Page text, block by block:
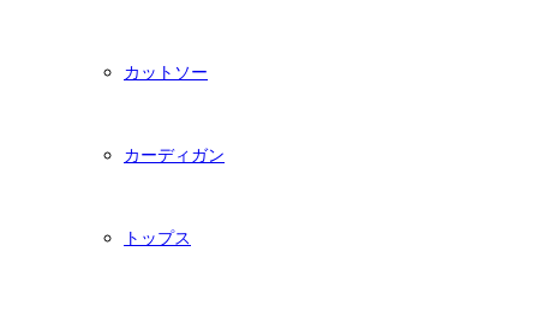
カットソー
カーディガン
トップス